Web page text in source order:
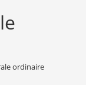
ordinaire